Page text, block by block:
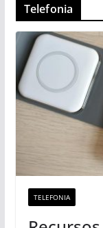
Telefonia
TELEFONIA